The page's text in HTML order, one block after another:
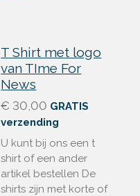
T Shirt met logo
van TIme For
News
€ 30,00 GRATIS
verzending
U kunt bij ons een t
shirt of een ander
artikel bestellen De
shirts zijn met korte of